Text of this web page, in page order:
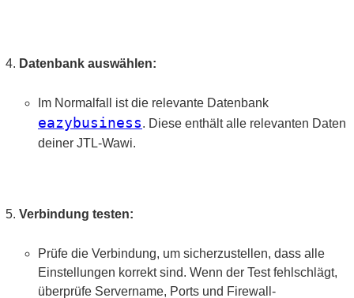
Datenbank auswählen:
Im Normalfall ist die relevante Datenbank
eazybusiness. Diese enthält alle relevanten Daten
deiner JTL-Wawi.
Verbindung testen:
Prüfe die Verbindung, um sicherzustellen, dass alle
Einstellungen korrekt sind. Wenn der Test fehlschlägt,
überprüfe Servername, Ports und Firewall-